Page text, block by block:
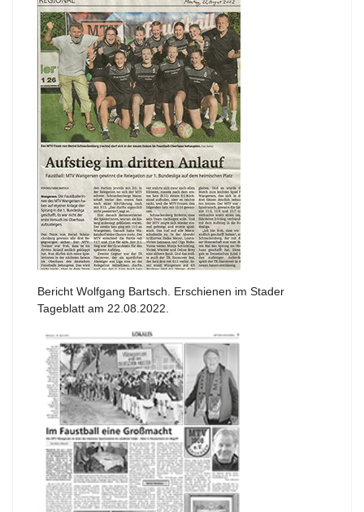
Bericht Wolfgang Bartsch. Erschienen im Stader
Tageblatt am 22.08.2022.